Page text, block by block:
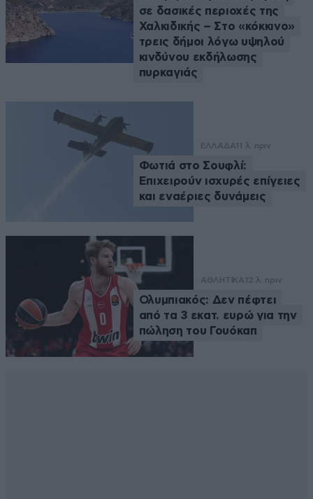
σε δασικές περιοχές της
Χαλκιδικής – Στο «κόκκινο»
τρεις δήμοι λόγω υψηλού
κινδύνου εκδήλωσης
πυρκαγιάς
ΕΛΛΑΔΑ 11 λ. πριν
Φωτιά στο Σουφλί:
Επιχειρούν ισχυρές επίγειες
και εναέριες δυνάμεις
ΑΘΛΗΤΙΚΑ 12 λ. πριν
Ολυμπιακός: Δεν πέφτει
από τα 3 εκατ. ευρώ για την
πώληση του Γουόκαπ